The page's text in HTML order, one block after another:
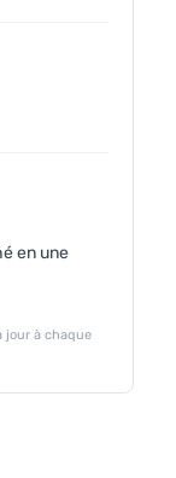
en une
jour à chaque